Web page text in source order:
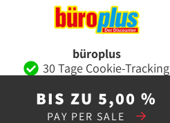
büroplus
30 Tage Cookie-Tracking
BIS ZU 5,00 %
PAY PER SALE